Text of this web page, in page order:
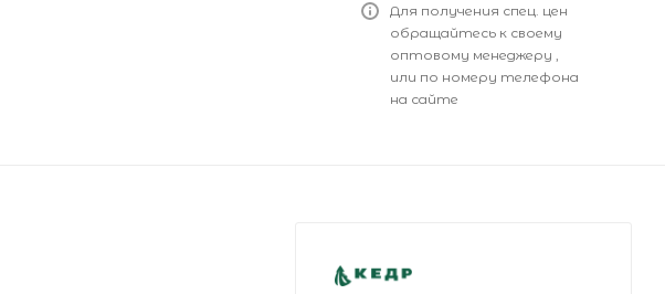
Для получения спец. цен
обращайтесь к своему
оптовому менеджеру ,
или по номеру телефона
на сайте